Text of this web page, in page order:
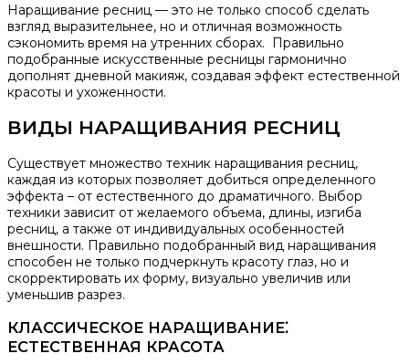
Наращивание ресниц — это не только способ сделать
взгляд выразительнее, но и отличная возможность
сэкономить время на утренних сборах.​ Правильно
подобранные искусственные ресницы гармонично
дополнят дневной макияж, создавая эффект естественной
красоты и ухоженности.​
ВИДЫ НАРАЩИВАНИЯ РЕСНИЦ
Существует множество техник наращивания ресниц,
каждая из которых позволяет добиться определенного
эффекта – от естественного до драматичного.​ Выбор
техники зависит от желаемого объема, длины, изгиба
ресниц, а также от индивидуальных особенностей
внешности.​ Правильно подобранный вид наращивания
способен не только подчеркнуть красоту глаз, но и
скорректировать их форму, визуально увеличив или
уменьшив разрез.
КЛАССИЧЕСКОЕ НАРАЩИВАНИЕ⁚
ЕСТЕСТВЕННАЯ КРАСОТА